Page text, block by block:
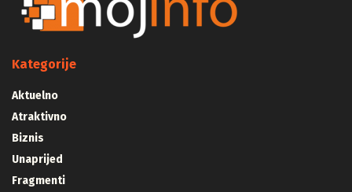
Kategorije
Aktuelno
Atraktivno
Biznis
Unaprijed
Fragmenti